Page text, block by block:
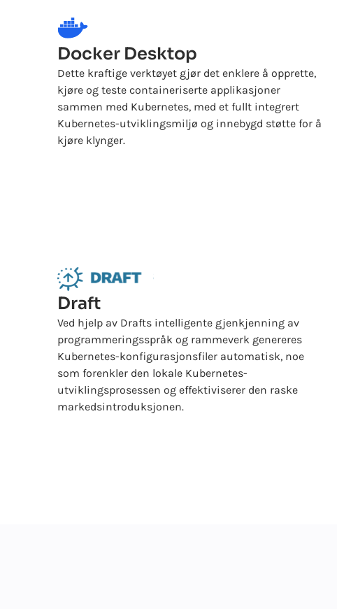
Docker Desktop
Dette kraftige verktøyet gjør det enklere å opprette,
kjøre og teste containeriserte applikasjoner
sammen med Kubernetes, med et fullt integrert
Kubernetes-utviklingsmiljø og innebygd støtte for å
kjøre klynger.
Draft
Ved hjelp av Drafts intelligente gjenkjenning av
programmeringsspråk og rammeverk genereres
Kubernetes-konfigurasjonsfiler automatisk, noe
som forenkler den lokale Kubernetes-
utviklingsprosessen og effektiviserer den raske
markedsintroduksjonen.